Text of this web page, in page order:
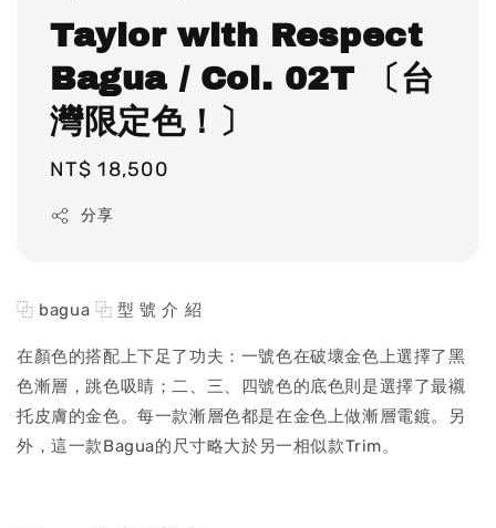
Taylor with Respect
Bagua / Col. 02T 〔台
灣限定色！〕
Regular
NT$ 18,500
分享
⿻ bagua ⿻ 型 號 介 紹
在顏色的搭配上下足了功夫：一號色在破壞金色上選擇了黑
色漸層，跳色吸睛；二、三、四號色的底色則是選擇了最襯
托皮膚的金色。每一款漸層色都是在金色上做漸層電鍍。另
外，這一款Bagua的尺寸略大於另一相似款Trim。